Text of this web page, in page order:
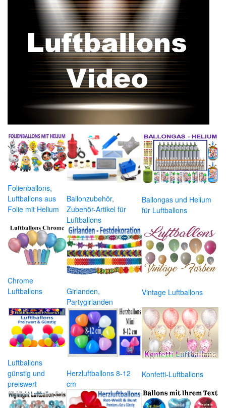
Folienballons,
Luftballons aus
Folie mit Helium
Ballonzubehör,
Zubehör-Artikel für
Luftballons
Ballongas und Helium
für Luftballons
Chrome
Luftballons
Girlanden,
Partygirlanden
Vintage Luftballons
Luftballons
günstig und
preiswert
Herzluftballons 8-12
cm
Konfetti-Luftballons